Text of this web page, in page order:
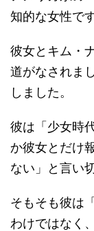
知的な女性です
彼女とキム・
道がなされま
しました。
彼は「少女時
か彼女とだけ
ない」と言い
そもそも彼は
わけではなく